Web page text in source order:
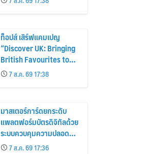
ก่อนหน้ากว่า 30%
ท็อปส์ เสิร์ฟแคมเปญ
“Discover UK: Bringing
British Favourites to
You” ขนทัพของอร่อยและ
ไอเท็มฮิตจากสหราช
อาณาจักร ส่งตรงถึงมือ
ตั้งแต่วันนี้ – 18 สิงหาคมนี้
7 ส.ค. 69 17:38
มาสเตอร์การ์ดยกระดับ
แพลตฟอร์มบัตรดิจิทัลด้วย
ระบบควบคุมความปลอดภัย
ใหม่7 ส.ค. 69 17:36